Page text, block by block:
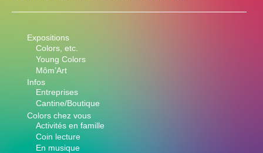
Expositions
Colors, etc.
Young Colors
Môm’Art
Infos
Entreprises
Cantine/Boutique
Colors chez vous
Activités en famille
Coin lecture
En musique